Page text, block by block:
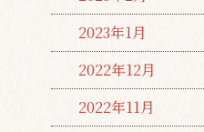
2023年1月
2022年12月
2022年11月